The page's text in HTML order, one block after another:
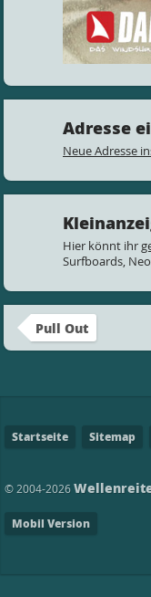
Adresse
Neue Adresse
Hier könnt ihr
Surfboards,
Pull Out
Startseite Sitemap
© 2004-2026
Mobil Version